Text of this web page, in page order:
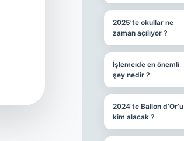
2025’te okullar ne
zaman açılıyor ?
İşlemcide en önemli
şey nedir ?
2024’te Ballon d’Or’u
kim alacak ?